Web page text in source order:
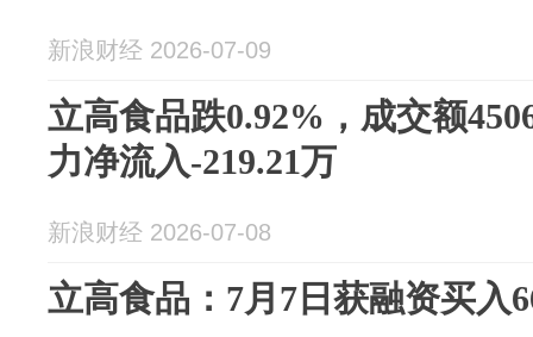
新浪财经 2026-07-09
立高食品跌0.92%，成交额
力净流入-219.21万
新浪财经 2026-07-08
立高食品：7月7日获融资买入